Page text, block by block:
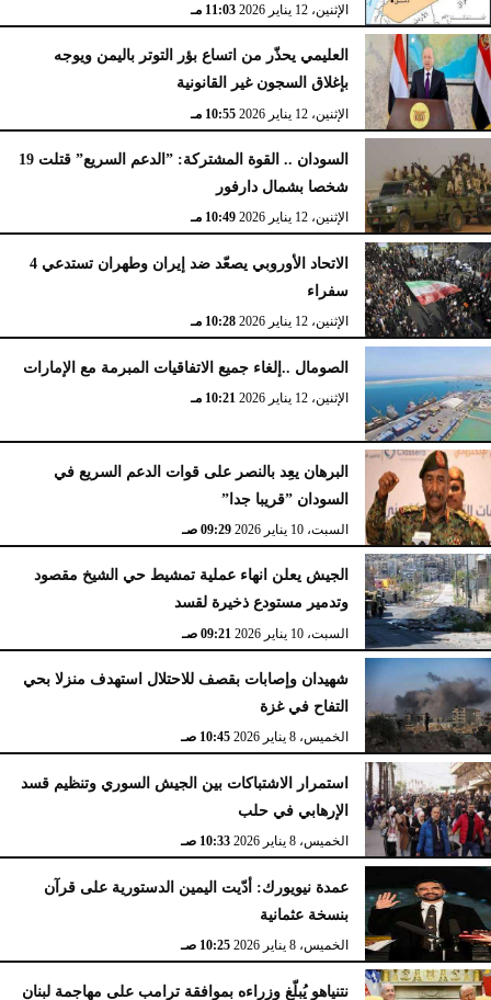
الإثنين، 12 يناير 2026 11:03 مـ
العليمي يحذّر من اتساع بؤر التوتر باليمن ويوجه
بإغلاق السجون غير القانونية
الإثنين، 12 يناير 2026 10:55 مـ
السودان .. القوة المشتركة: ”الدعم السريع” قتلت 19
شخصا بشمال دارفور
الإثنين، 12 يناير 2026 10:49 مـ
الاتحاد الأوروبي يصعّد ضد إيران وطهران تستدعي 4
سفراء
الإثنين، 12 يناير 2026 10:28 مـ
الصومال ..إلغاء جميع الاتفاقيات المبرمة مع الإمارات
الإثنين، 12 يناير 2026 10:21 مـ
البرهان يعِد بالنصر على قوات الدعم السريع في
السودان ”قريبا جدا”
السبت، 10 يناير 2026 09:29 صـ
الجيش يعلن انهاء عملية تمشيط حي الشيخ مقصود
وتدمير مستودع ذخيرة لقسد
السبت، 10 يناير 2026 09:21 صـ
شهيدان وإصابات بقصف للاحتلال استهدف منزلا بحي
التفاح في غزة
الخميس، 8 يناير 2026 10:45 صـ
استمرار الاشتباكات بين الجيش السوري وتنظيم قسد
الإرهابي في حلب
الخميس، 8 يناير 2026 10:33 صـ
عمدة نيويورك: أدّيت اليمين الدستورية على قرآن
بنسخة عثمانية
الخميس، 8 يناير 2026 10:25 صـ
نتنياهو يُبلّغ وزراءه بموافقة ترامب على مهاجمة لبنان